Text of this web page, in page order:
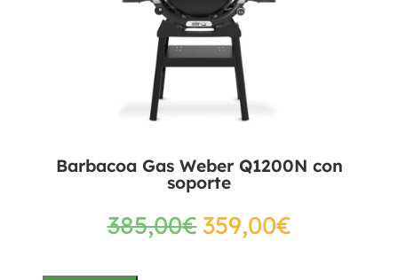
Barbacoa Gas Weber Q1200N con
soporte
385,00€359,00€